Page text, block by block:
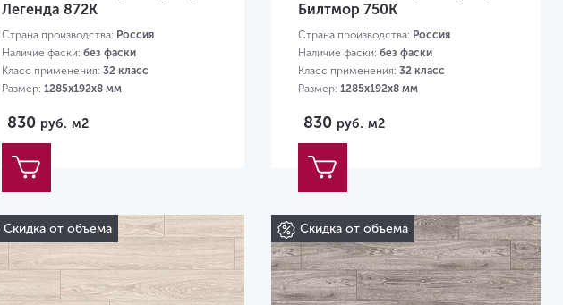
Легенда 872K
Страна производства: Россия
Наличие фаски: без фаски
Класс применения: 32 класс
Размер: 1285х192х8 мм
830 руб. м2
Билтмор 750K
Страна производства: Россия
Наличие фаски: без фаски
Класс применения: 32 класс
Размер: 1285х192х8 мм
830 руб. м2
Скидка от объема Скидка от объема